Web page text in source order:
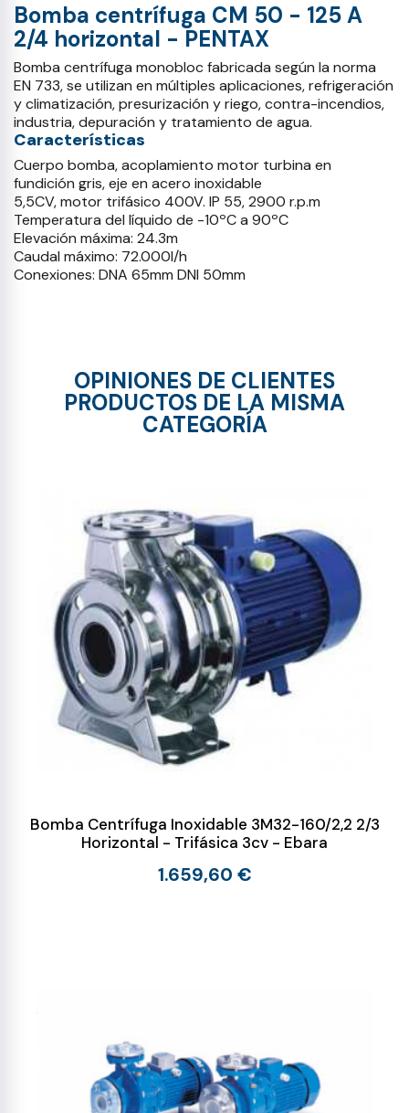
Bomba centrífuga CM 50 - 125 A
2/4 horizontal - PENTAX
Bomba centrífuga monobloc fabricada según la norma
EN 733, se utilizan en múltiples aplicaciones, refrigeración
y climatización, presurización y riego, contra-incendios,
industria, depuración y tratamiento de agua.
Características
Cuerpo bomba, acoplamiento motor turbina en
fundición gris, eje en acero inoxidable
5,5CV, motor trifásico 400V. IP 55, 2900 r.p.m
Temperatura del líquido de -10ºC a 90ºC
Elevación máxima: 24.3m
Caudal máximo: 72.000l/h
Conexiones: DNA 65mm DNI 50mm
OPINIONES DE CLIENTES
PRODUCTOS DE LA MISMA
CATEGORÍA
Bomba Centrífuga Inoxidable 3M32-160/2,2 2/3
Horizontal - Trifásica 3cv - Ebara
1.659,60 €